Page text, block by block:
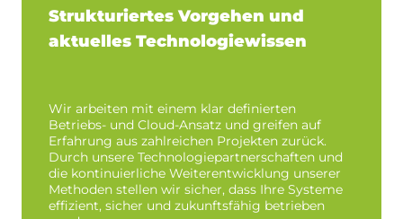
Strukturiertes Vorgehen und
aktuelles Technologiewissen
Wir arbeiten mit einem klar definierten
Betriebs- und Cloud-Ansatz und greifen auf
Erfahrung aus zahlreichen Projekten zurück.
Durch unsere Technologiepartnerschaften und
die kontinuierliche Weiterentwicklung unserer
Methoden stellen wir sicher, dass Ihre Systeme
effizient, sicher und zukunftsfähig betrieben